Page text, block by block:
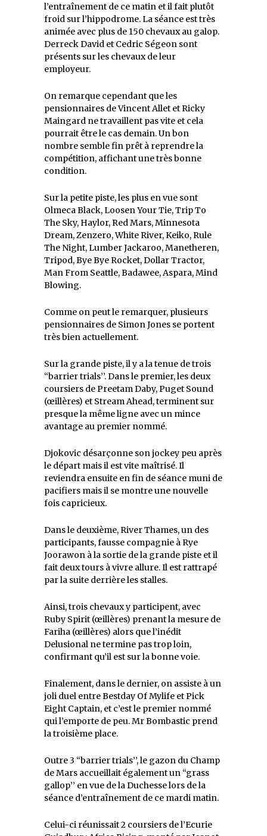
l’entraînement de ce matin et il fait plutôt
froid sur l’hippodrome. La séance est très
animée avec plus de 150 chevaux au galop.
Derreck David et Cedric Ségeon sont
présents sur les chevaux de leur
employeur.
On remarque cependant que les
pensionnaires de Vincent Allet et Ricky
Maingard ne travaillent pas vite et cela
pourrait être le cas demain. Un bon
nombre semble fin prêt à reprendre la
compétition, affichant une très bonne
condition.
Sur la petite piste, les plus en vue sont
Olmeca Black, Loosen Your Tie, Trip To
The Sky, Haylor, Red Mars, Minnesota
Dream, Zenzero, White River, Keiko, Rule
The Night, Lumber Jackaroo, Manetheren,
Tripod, Bye Bye Rocket, Dollar Tractor,
Man From Seattle, Badawee, Aspara, Mind
Blowing.
Comme on peut le remarquer, plusieurs
pensionnaires de Simon Jones se portent
très bien actuellement.
Sur la grande piste, il y a la tenue de trois
‘‘barrier trials’’. Dans le premier, les deux
coursiers de Preetam Daby, Puget Sound
(œillères) et Stream Ahead, terminent sur
presque la même ligne avec un mince
avantage au premier nommé.
Djokovic désarçonne son jockey peu après
le départ mais il est vite maîtrisé. Il
reviendra ensuite en fin de séance muni de
pacifiers mais il se montre une nouvelle
fois capricieux.
Dans le deuxième, River Thames, un des
participants, fausse compagnie à Rye
Joorawon à la sortie de la grande piste et il
fait deux tours à vivre allure. Il est rattrapé
par la suite derrière les stalles.
Ainsi, trois chevaux y participent, avec
Ruby Spirit (œillères) prenant la mesure de
Fariha (œillères) alors que l’inédit
Delusional ne termine pas trop loin,
confirmant qu’il est sur la bonne voie.
Finalement, dans le dernier, on assiste à un
joli duel entre Bestday Of Mylife et Pick
Eight Captain, et c’est le premier nommé
qui l’emporte de peu. Mr Bombastic prend
la troisième place.
Outre 3 ‘‘barrier trials’’, le gazon du Champ
de Mars accueillait également un ‘‘grass
gallop’’ en vue de la Duchesse lors de la
séance d’entraînement de ce mardi matin.
Celui-ci réunissait 2 coursiers de l’Ecurie